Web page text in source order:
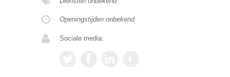
Openingstijden onbekend
Sociale media: